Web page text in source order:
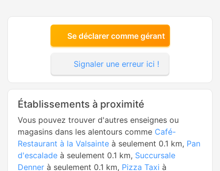
Se déclarer comme gérant
Signaler une erreur ici !
Établissements à proximité
Vous pouvez trouver d'autres enseignes ou
magasins dans les alentours comme Café-
Restaurant à la Valsainte à seulement 0.1 km, Pan
d'escalade à seulement 0.1 km, Succursale
Denner à seulement 0.1 km, Pizza Taxi à